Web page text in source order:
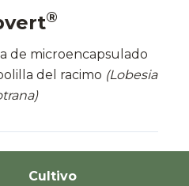
®
de microencapsulado
del racimo (Lobesia
Cultivo